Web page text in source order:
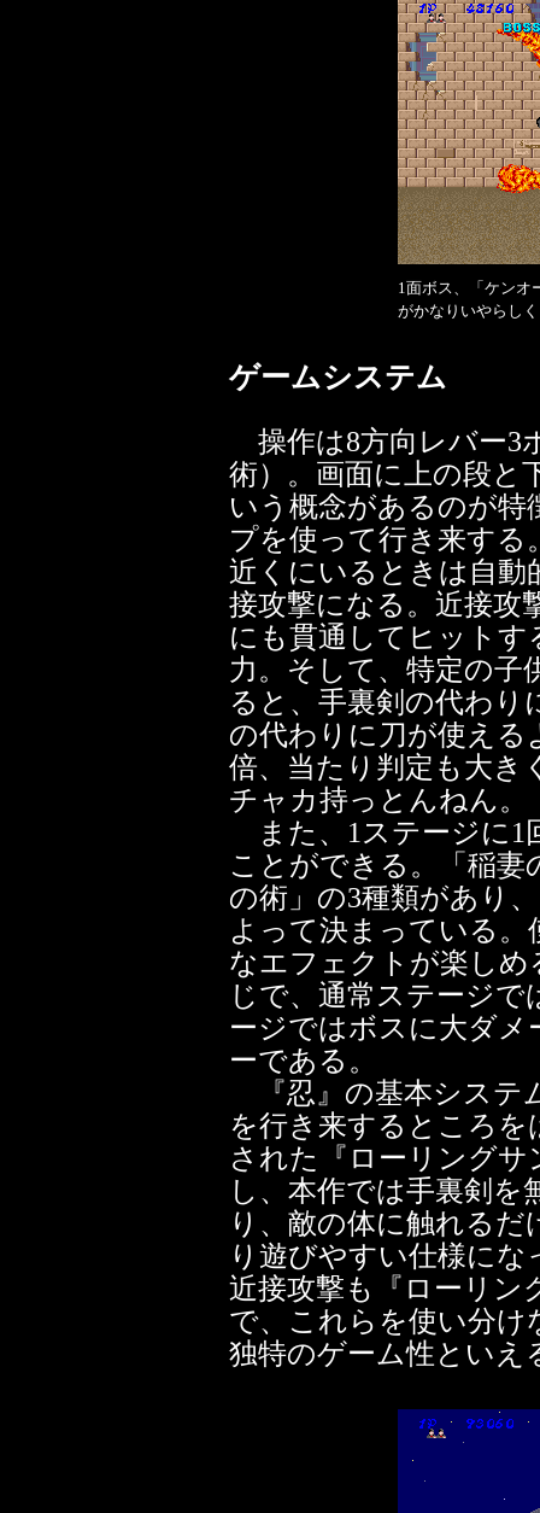
1面ボス、「ケンオ
がかなりいやらし
ゲームシステム
操作は8方向レバー3
術）。画面に上の段と
いう概念があるのが特
プを使って行き来する
近くにいるときは自動
接攻撃になる。近接攻
にも貫通してヒット
力。そして、特定の子
ると、手裏剣の代わ
の代わりに刀が使える
倍、当たり判定も大き
チャカ持っとんねん。
また、1ステージに1
ことができる。「稲妻
の術」の3種類があり
よって決まっている
なエフェクトが楽し
じで、通常ステージ
ージではボスに大ダ
ーである。
『忍』の基本システ
を行き来するところ
された『ローリング
し、本作では手裏剣
り、敵の体に触れる
り遊びやすい仕様に
近接攻撃も『ローリン
で、これらを使い分け
独特のゲーム性といえ